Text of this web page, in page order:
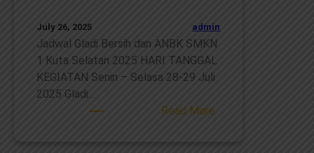
July 26, 2025 admin
Jadwal Gladi Bersih dan ANBK SMKN
1 Kuta Selatan 2025 HARI TANGGAL
KEGIATAN Senin – Selasa 28-29 Juli
2025 Gladi…
Read More
anbk